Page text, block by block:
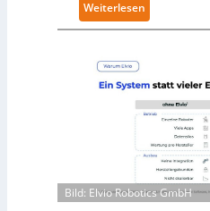
t
L
e
v
l
2
Weiterlesen
N
r
a
R
b
t
Bild: Elvio Robotics GmbH